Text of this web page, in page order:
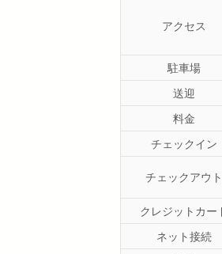
アクセス
駐車場
送迎
料金
チェックイン
チェックアウト
クレジットカー
ネット接続